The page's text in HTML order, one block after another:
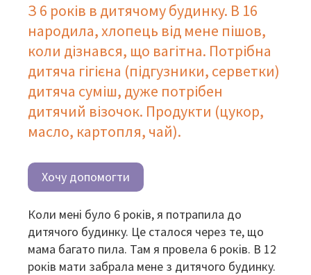
З 6 років в дитячому будинку. В 16
народила, хлопець від мене пішов,
коли дізнався, що вагітна. Потрібна
дитяча гігієна (підгузники, серветки)
дитяча суміш, дуже потрібен
дитячий візочок. Продукти (цукор,
масло, картопля, чай).
Хочу допомогти
Коли мені було 6 років, я потрапила до
дитячого будинку. Це сталося через те, що
мама багато пила. Там я провела 6 років. В 12
років мати забрала мене з дитячого будинку.